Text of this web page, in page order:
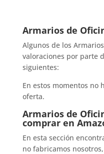
Armarios de
Algunos de los
valoraciones por parte
siguientes:
En estos momentos no
oferta.
Armarios de
comprar en
En esta sección
no fabricamos